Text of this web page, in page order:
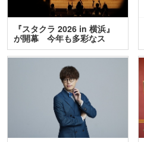
『スタクラ 2026 in 横浜』
が開幕 今年も多彩なス
テ…